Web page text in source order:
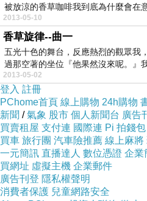
被放涼的香草咖啡我到底為什麼會在意
2013-05-10
香草旋律--曲一
五光十色的舞台，反應熱烈的觀眾我
過那空著的坐位『他果然沒來呢。』
2013-05-02
登入 註冊
PChome首頁 線上購物 24h購物
新聞 /氣象 股市 個人新聞台 廣告
買賣租屋 支付連 國際連 Pi 拍錢包
買車 旅行團 汽車險推薦 線上麻將
一元簡訊 直播達人 數位憑證 企業
買網址 虛擬主機 企業郵件
廣告刊登 隱私權聲明
消費者保護 兒童網路安全